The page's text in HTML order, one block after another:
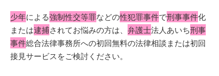
少年による強制性交等罪などの性犯罪事件で刑事事件化
または逮捕されてお悩みの方は、弁護士法人あいち刑事
事件総合法律事務所への初回無料の法律相談または初回
接見サービスをご検討ください。